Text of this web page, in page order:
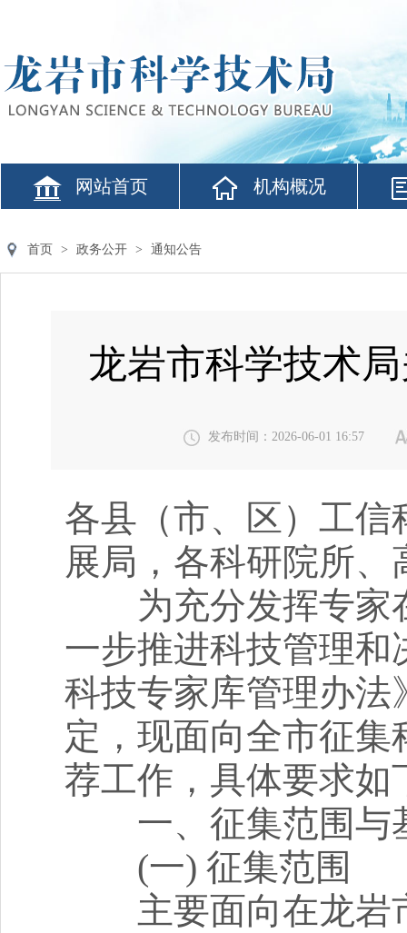
网站首页 机构概况
首页 > 政务公开 > 通知公告
龙岩市科学技术
发布时间：2026-06-01 16:57
各县（市、区）工
展局，各科研院所
为充分发挥专家
一步推进科技管理
科技专家库管理办法
定，现面向全市征
荐工作，具体要求如
一、征集范围与
(一) 征集范围
主要面向在龙岩